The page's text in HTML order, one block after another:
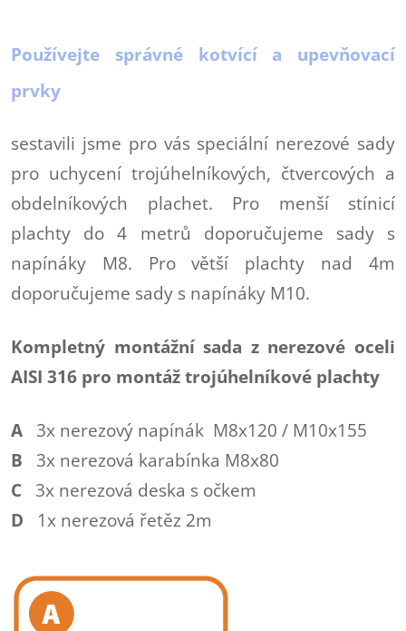
Používejte správné kotvící a upevňovací
prvky
sestavili jsme pro vás speciální nerezové sady
pro uchycení trojúhelníkových, čtvercových a
obdelníkových plachet. Pro menší stínicí
plachty do 4 metrů doporučujeme sady s
napínáky M8. Pro větší plachty nad 4m
doporučujeme sady s napínáky M10.
Kompletný montážní sada z nerezové oceli
AISI 316 pro montáž trojúhelníkové plachty
A 3x nerezový napínák M8x120 / M10x155
B 3x nerezová karabínka M8x80
C 3x nerezová deska s očkem
D 1x nerezová řetěz 2m